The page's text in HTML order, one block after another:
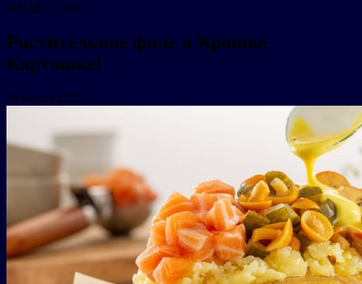
ОБЩЕСТВО
Растительное филе в Крошке
Картошке!
29 марта 2023